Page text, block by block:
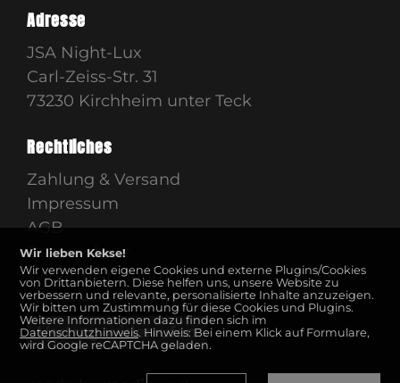
Adresse
JSA Night-Lux
Carl-Zeiss-Str. 31
73230 Kirchheim unter Teck
Rechtliches
Zahlung & Versand
Impressum
AGB
Datenschutz
Widerrufsbelehrung
Batterieentsorgung
Vertrag widerrufen
Wir lieben Kekse!
Wir verwenden eigene Cookies und externe Plugins/Cookies
von Drittanbietern. Diese helfen uns, unsere Website zu
verbessern und relevante, personalisierte Inhalte anzuzeigen.
Wir bitten um Zustimmung für diese Cookies und Plugins.
Weitere Informationen dazu finden sich im
Datenschutzhinweis. Hinweis: Bei einem Klick auf Formulare,
wird Google reCAPTCHA geladen.